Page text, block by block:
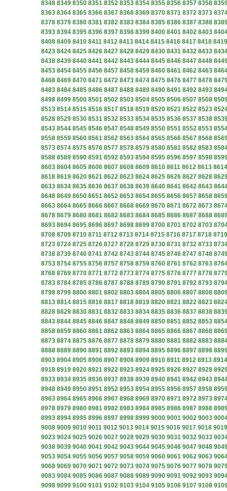
8348 8349 8350 8351 8352 8353 8354 8355 8356 8357 8358
8363 8364 8365 8366 8367 8368 8369 8370 8371 8372 8373
8378 8379 8380 8381 8382 8383 8384 8385 8386 8387 8388
8393 8394 8395 8396 8397 8398 8399 8400 8401 8402 8403
8408 8409 8410 8411 8412 8413 8414 8415 8416 8417 8418 8419
8423 8424 8425 8426 8427 8428 8429 8430 8431 8432 8433
8438 8439 8440 8441 8442 8443 8444 8445 8446 8447 8448
8453 8454 8455 8456 8457 8458 8459 8460 8461 8462 8463
8468 8469 8470 8471 8472 8473 8474 8475 8476 8477 8478
8483 8484 8485 8486 8487 8488 8489 8490 8491 8492 8493
8498 8499 8500 8501 8502 8503 8504 8505 8506 8507 8508
8513 8514 8515 8516 8517 8518 8519 8520 8521 8522 8523
8528 8529 8530 8531 8532 8533 8534 8535 8536 8537 8538
8543 8544 8545 8546 8547 8548 8549 8550 8551 8552 8553
8558 8559 8560 8561 8562 8563 8564 8565 8566 8567 8568
8573 8574 8575 8576 8577 8578 8579 8580 8581 8582 8583
8588 8589 8590 8591 8592 8593 8594 8595 8596 8597 8598
8603 8604 8605 8606 8607 8608 8609 8610 8611 8612 8613 8614
8618 8619 8620 8621 8622 8623 8624 8625 8626 8627 8628
8633 8634 8635 8636 8637 8638 8639 8640 8641 8642 8643
8648 8649 8650 8651 8652 8653 8654 8655 8656 8657 8658
8663 8664 8665 8666 8667 8668 8669 8670 8671 8672 8673
8678 8679 8680 8681 8682 8683 8684 8685 8686 8687 8688
8693 8694 8695 8696 8697 8698 8699 8700 8701 8702 8703
8708 8709 8710 8711 8712 8713 8714 8715 8716 8717 8718 8719
8723 8724 8725 8726 8727 8728 8729 8730 8731 8732 8733
8738 8739 8740 8741 8742 8743 8744 8745 8746 8747 8748
8753 8754 8755 8756 8757 8758 8759 8760 8761 8762 8763
8768 8769 8770 8771 8772 8773 8774 8775 8776 8777 8778
8783 8784 8785 8786 8787 8788 8789 8790 8791 8792 8793
8798 8799 8800 8801 8802 8803 8804 8805 8806 8807 8808
8813 8814 8815 8816 8817 8818 8819 8820 8821 8822 8823
8828 8829 8830 8831 8832 8833 8834 8835 8836 8837 8838
8843 8844 8845 8846 8847 8848 8849 8850 8851 8852 8853
8858 8859 8860 8861 8862 8863 8864 8865 8866 8867 8868
8873 8874 8875 8876 8877 8878 8879 8880 8881 8882 8883
8888 8889 8890 8891 8892 8893 8894 8895 8896 8897 8898
8903 8904 8905 8906 8907 8908 8909 8910 8911 8912 8913 8914
8918 8919 8920 8921 8922 8923 8924 8925 8926 8927 8928
8933 8934 8935 8936 8937 8938 8939 8940 8941 8942 8943
8948 8949 8950 8951 8952 8953 8954 8955 8956 8957 8958
8963 8964 8965 8966 8967 8968 8969 8970 8971 8972 8973
8978 8979 8980 8981 8982 8983 8984 8985 8986 8987 8988
8993 8994 8995 8996 8997 8998 8999 9000 9001 9002 9003
9008 9009 9010 9011 9012 9013 9014 9015 9016 9017 9018 9019
9023 9024 9025 9026 9027 9028 9029 9030 9031 9032 9033
9038 9039 9040 9041 9042 9043 9044 9045 9046 9047 9048
9053 9054 9055 9056 9057 9058 9059 9060 9061 9062 9063
9068 9069 9070 9071 9072 9073 9074 9075 9076 9077 9078
9083 9084 9085 9086 9087 9088 9089 9090 9091 9092 9093
9098 9099 9100 9101 9102 9103 9104 9105 9106 9107 9108